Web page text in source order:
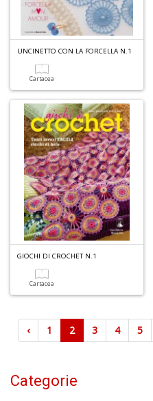
UNCINETTO CON LA FORCELLA N.1
Cartacea
GIOCHI DI CROCHET N.1
Cartacea
‹ 1 2 3 4 5
Categorie